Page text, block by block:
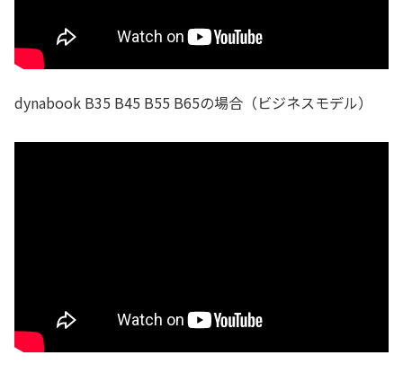
dynabook B35 B45 B55 B65の場合（ビジネスモデル）